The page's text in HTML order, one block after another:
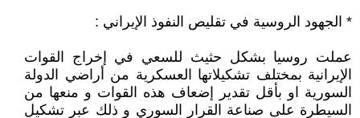
* الجهود الروسية في تقليص النفوذ الإيراني :
عملت روسيا بشكل حثيث للسعي في إخراج القوات
الإيرانية بمختلف تشكيلاتها العسكرية من أراضي الدولة
السورية او بأقل تقدير إضعاف هذه القوات و منعها من
السيطرة على صناعة القرار السوري و ذلك عبر تشكيل